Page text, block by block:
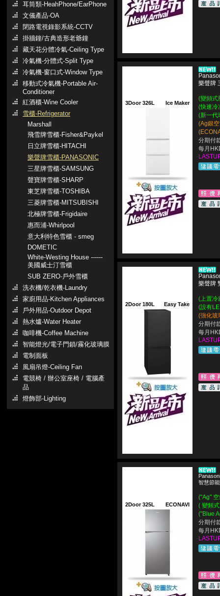
耳筒類-HeahPhone/EarPhone
文儀產品-OA
閉路電視錄影系統-CCTV
掛牆鐘/古典造形老爺鐘
藏天花分體冷氣-Ceiling Type
冷氣機-分體式-Split Type
冷氣機-窗口式-Window Type
移動式冷氣機-Portable Air-
Conditioner
紅酒櫃-Wine Cooler
雪櫃-Refrigerator
Marshall
飛雪牌雪櫃-Fisher&Paykel
日立牌雪櫃-HITACHI
樂聲牌雪櫃-PANASONIC
三星牌雪櫃-SAMSUNG
聲寶牌雪櫃-SHARP
東芝牌雪櫃-TOSHIBA
三菱牌雪櫃-MITSUBISHI
北極牌雪櫃-Frigidaire
惠而浦-Whirlpool
意大利特色雪櫃 - smeg
DOMETIC
White-Westing House ------
美國威士汀雪櫃
SUB ZERO-戶外雪櫃
洗衣機/乾衣機-Laundry
家廚用品-Kitchen Appliances
戶外用品-Outdoor Depot
熱水爐-Water Heater
咖啡機-Coffee Machine
智能燈光/電子門鎖/霧化玻璃膜
電制面板
風扇吊燈-Ceiling Fan
電競椅 / 辦公室座椅 / 電腦產
品
燈飾部-Lighting
3Door 326L Ice Maker
樂聲牌
(變頻式
(快速冷
(新一代
(Ag銀
分期付
每月
2Door 180L Easy Take
樂聲牌
(上置冷
(設有
(強化玻
分期付
每月
2Door 325L ECONAVI
智慧節
("Ag"
( 變頻
("Blue
分期付
每月